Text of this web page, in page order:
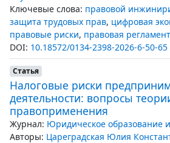
Ключевые слова: правовой
защита трудовых прав, цифровая
правовые риски, правовая
DOI: 10.18572/0134-2398-2026-6-50-65
Статья
Налоговые риски
деятельности: вопросы
правоприменения
Журнал: Юридическое образование
Авторы: Цареградская Юлия